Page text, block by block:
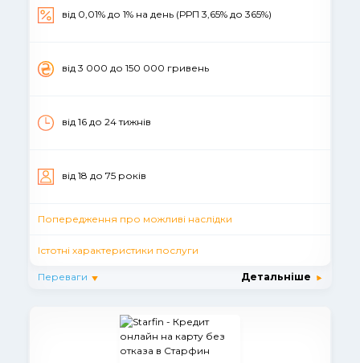
від 0,01% до 1% на день (РРП 3,65% до 365%)
вiд 3 000 до 150 000 гривень
від 16 до 24 тижнів
вiд 18 до 75 рокiв
Попередження про можливі наслідки
Істотні характеристики послуги
Переваги Детальніше